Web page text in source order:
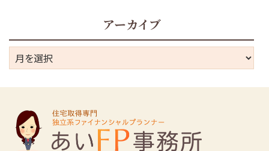
ー
アーカイブ
ー
カ